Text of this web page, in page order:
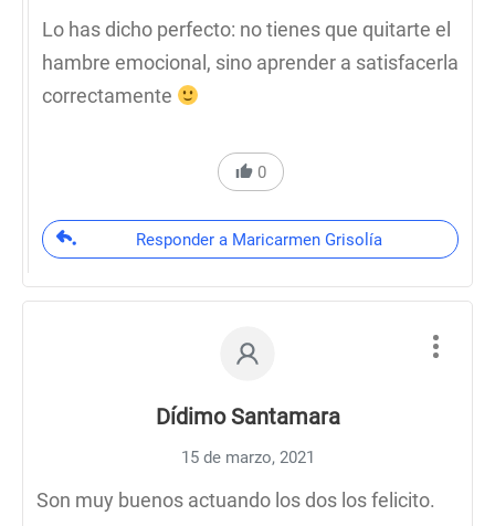
Lo has dicho perfecto: no tienes que quitarte el
hambre emocional, sino aprender a satisfacerla
correctamente
0
Responder a Maricarmen Grisolía
Dídimo Santamara
15 de marzo, 2021
Son muy buenos actuando los dos los felicito.